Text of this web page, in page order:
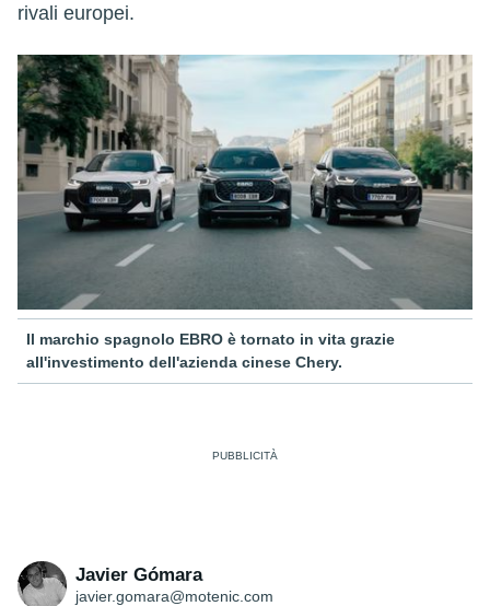
rivali europei.
Il marchio spagnolo EBRO è tornato in vita grazie
all'investimento dell'azienda cinese Chery.
Javier Gómara
javier.gomara@motenic.com